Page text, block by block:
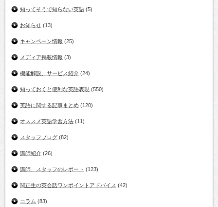
知ってそうで知らない英語 (5)
お知らせ (13)
キャンペーン情報 (25)
メディア掲載情報 (3)
機能解説、サービス紹介 (24)
知っておくと便利な英語表現 (550)
英語に関する記事まとめ (120)
オススメ英語学習方法 (11)
スタッフブログ (82)
講師紹介 (26)
講師、スタッフのレポート (123)
関正生の英会話ワンポイントアドバイス (42)
コラム (83)